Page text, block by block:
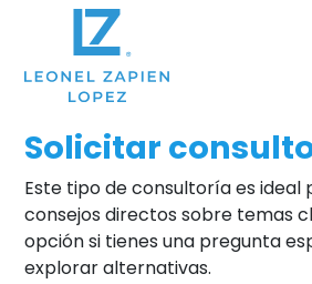
Solicitar
Este tipo de consultoría es
consejos directos sobre temas
opción si tienes una pregunta
explorar alternativas.